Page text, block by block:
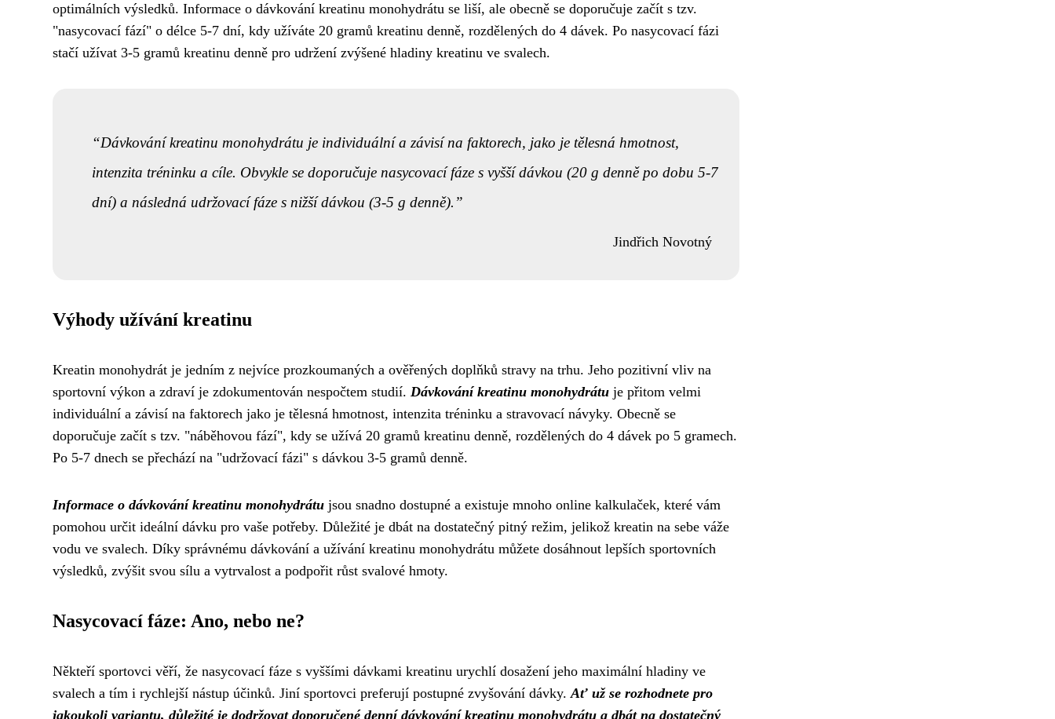
optimálních výsledků. Informace o dávkování kreatinu monohydrátu se liší, ale obecně se doporučuje začít s tzv.
"nasycovací fází" o délce 5-7 dní, kdy užíváte 20 gramů kreatinu denně, rozdělených do 4 dávek. Po nasycovací fázi
stačí užívat 3-5 gramů kreatinu denně pro udržení zvýšené hladiny kreatinu ve svalech.
Dávkování kreatinu monohydrátu je individuální a závisí na faktorech, jako je tělesná hmotnost,
intenzita tréninku a cíle. Obvykle se doporučuje nasycovací fáze s vyšší dávkou (20 g denně po dobu 5-7
dní) a následná udržovací fáze s nižší dávkou (3-5 g denně).
Jindřich Novotný
Výhody užívání kreatinu
Kreatin monohydrát je jedním z nejvíce prozkoumaných a ověřených doplňků stravy na trhu. Jeho pozitivní vliv na
sportovní výkon a zdraví je zdokumentován nespočtem studií. Dávkování kreatinu monohydrátu je přitom velmi
individuální a závisí na faktorech jako je tělesná hmotnost, intenzita tréninku a stravovací návyky. Obecně se
doporučuje začít s tzv. "náběhovou fází", kdy se užívá 20 gramů kreatinu denně, rozdělených do 4 dávek po 5 gramech.
Po 5-7 dnech se přechází na "udržovací fázi" s dávkou 3-5 gramů denně.
Informace o dávkování kreatinu monohydrátu jsou snadno dostupné a existuje mnoho online kalkulaček, které vám
pomohou určit ideální dávku pro vaše potřeby. Důležité je dbát na dostatečný pitný režim, jelikož kreatin na sebe váže
vodu ve svalech. Díky správnému dávkování a užívání kreatinu monohydrátu můžete dosáhnout lepších sportovních
výsledků, zvýšit svou sílu a vytrvalost a podpořit růst svalové hmoty.
Nasycovací fáze: Ano, nebo ne?
Někteří sportovci věří, že nasycovací fáze s vyššími dávkami kreatinu urychlí dosažení jeho maximální hladiny ve
svalech a tím i rychlejší nástup účinků. Jiní sportovci preferují postupné zvyšování dávky.Ať už se rozhodnete pro
jakoukoli variantu, důležité je dodržovat doporučené denní dávkování kreatinu monohydrátu a dbát na dostatečný